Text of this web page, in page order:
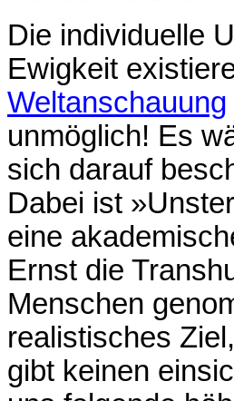
Die individuelle
Ewigkeit
Weltanschauung
unmöglich! Es
sich darauf
Dabei ist
eine
Ernst die
Menschen
realistisches
gibt keinen